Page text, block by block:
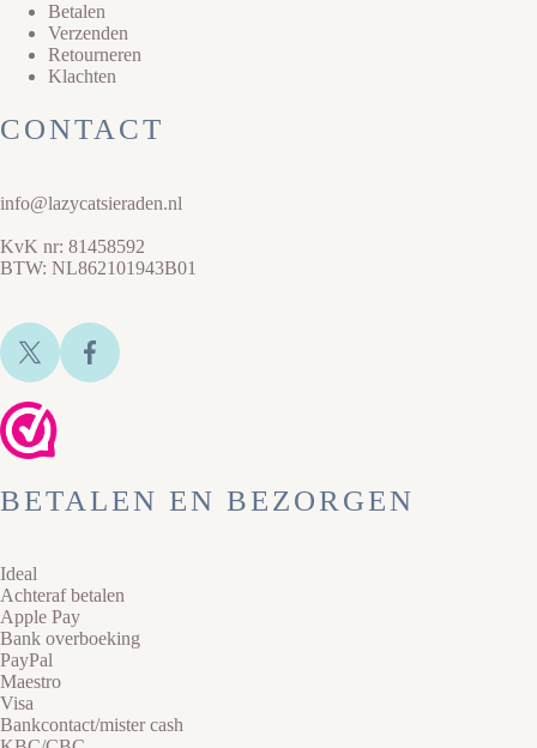
Betalen
Verzenden
Retourneren
Klachten
CONTACT
info@lazycatsieraden.nl
KvK nr: 81458592
BTW: NL862101943B01
BETALEN EN BEZORGEN
Ideal
Achteraf betalen
Apple Pay
Bank overboeking
PayPal
Maestro
Visa
Bankcontact/mister cash